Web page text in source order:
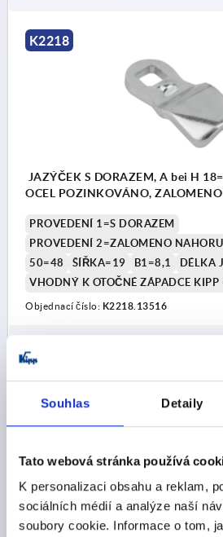
Souhlas Detaily
Tato webová stránka používá
K personalizaci obsahu a reklam,
sociálních médií a analýze naší
soubory cookie. Informace o tom,
K2218
JAZÝČEK S DORAZEM, A bei H
OCEL POZINKOVÁNO,
PROVEDENÍ 1=S DORAZEM
PROVEDENÍ 2=ZALOMENO NAHORU
50=48
ŠÍŘKA=19 B1=8,1
DÉLKA
VHODNÝ K OTOČNÉ ZÁPADCE
Objednací číslo: K2218.13516
CZK54.63
bez DPH